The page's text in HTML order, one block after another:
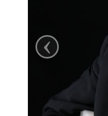
‹